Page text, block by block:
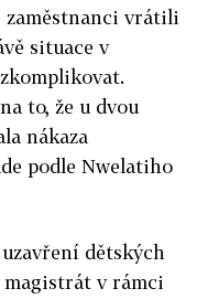
zaměstnanci vrátili
situace v
to, že u dvou
nákaza
podle Nwelatiho
dětských
v rámci